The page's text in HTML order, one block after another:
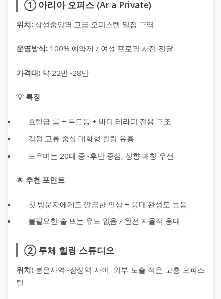
① 아리아 오피스 (Aria Private)
위치: 삼성중앙역 고급 오피스텔 밀집 구역
운영방식: 100% 예약제 / 여성 프로필 사전 전달
가격대: 약 22만~28만
💡 특징
호텔급 룸 + 무드등 + 바디 테라피 전용 구조
감정 교류 중심 대화형 힐링 유흥
도우미는 20대 중~후반 중심, 성향 매칭 우선
🌟 추천 포인트
첫 방문자에게도 깔끔한 인상 + 응대 완성도 높음
불필요한 술 또는 유도 없음 / 완전 자율적 응대
② 루체 힐링 스튜디오
위치: 봉은사역~삼성역 사이, 외부 노출 적은 고층 오피스
텔